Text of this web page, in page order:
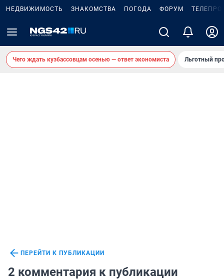
НЕДВИЖИМОСТЬ ЗНАКОМСТВА ПОГОДА ФОРУМ
Чего ждать кузбассовцам осенью — ответ экономиста Льготный
ПЕРЕЙТИ К ПУБЛИКАЦИИ
2 комментария к публикации